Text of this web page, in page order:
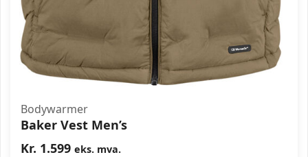
Bodywarmer
Baker Vest Men’s
Kr. 1.599 eks. mva.